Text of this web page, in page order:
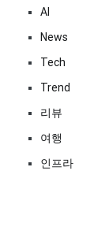
AI
News
Tech
Trend
리뷰
여행
인프라